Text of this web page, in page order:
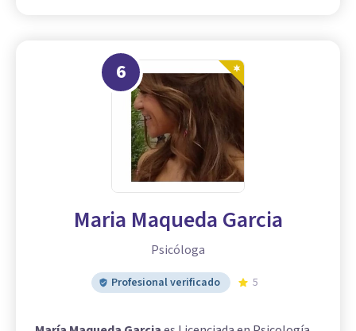
6
Maria Maqueda Garcia
Psicóloga
Profesional verificado 5